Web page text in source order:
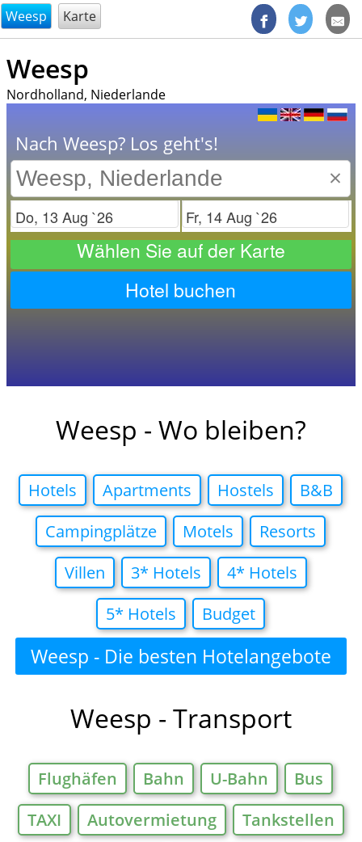
@endsectiom
Weesp Karte
Weesp
Nordholland, Niederlande
Nach Weesp? Los geht's!
×
Check in Check out
Wählen Sie auf der Karte
Hotel buchen
Weesp - Wo bleiben?
Hotels Apartments Hostels
B&B
Campingplätze
Motels
Resorts
Villen
3* Hotels
4* Hotels
5* Hotels
Budget
Weesp - Die besten Hotelangebote
Weesp - Transport
Flughäfen Bahn U-Bahn
Bus
TAXI
Autovermietung
Tankstellen